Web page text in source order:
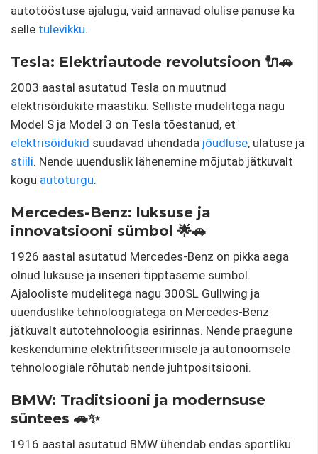
autotööstuse ajalugu, vaid annavad olulise panuse ka
selle tulevikku.
Tesla: Elektriautode revolutsioon 🔌🚗
2003 aastal asutatud Tesla on muutnud
elektrisõidukite maastiku. Selliste mudelitega nagu
Model S ja Model 3 on Tesla tõestanud, et
elektrisõidukid suudavad ühendada jõudluse, ulatuse ja
stiili. Nende uuenduslik lähenemine mõjutab jätkuvalt
kogu autoturgu.
Mercedes-Benz: luksuse ja
innovatsiooni sümbol 🌟🚗
1926 aastal asutatud Mercedes-Benz on pikka aega
olnud luksuse ja inseneri tipptaseme sümbol.
Ajalooliste mudelitega nagu 300SL Gullwing ja
uuenduslike tehnoloogiatega on Mercedes-Benz
jätkuvalt autotehnoloogia esirinnas. Nende praegune
keskendumine elektrifitseerimisele ja autonoomsele
tehnoloogiale rõhutab nende juhtpositsiooni.
BMW: Traditsiooni ja modernsuse
süntees 🚗✨
1916 aastal asutatud BMW ühendab endas sportliku